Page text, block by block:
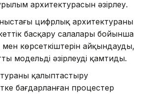
архитектурасын әзірлеу.
цифрлық архитектураны
басқару салалары бойынша
көрсеткіштерін айқындауды,
модельді әзірлеуді қамтиды.
қалыптастыру
бағдарланған процестер